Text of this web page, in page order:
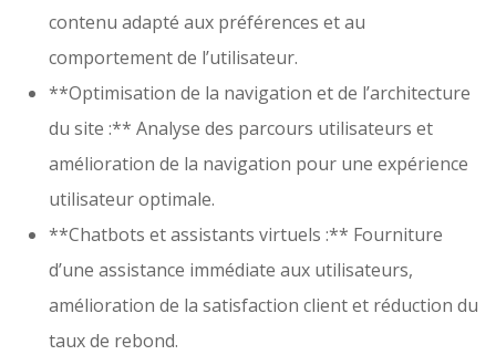
contenu adapté aux préférences et au
comportement de l’utilisateur.
**Optimisation de la navigation et de l’architecture
du site :** Analyse des parcours utilisateurs et
amélioration de la navigation pour une expérience
utilisateur optimale.
**Chatbots et assistants virtuels :** Fourniture
d’une assistance immédiate aux utilisateurs,
amélioration de la satisfaction client et réduction du
taux de rebond.